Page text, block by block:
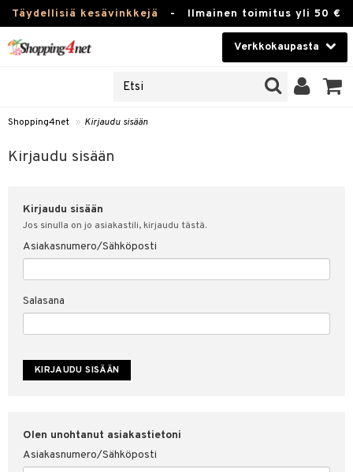
Täydellisiä kesävinkkejä - Ilmainen toimitus yli 50 €
Verkkokaupasta
Piilolinssit
Luontaistuotteet
Fitness
Koti & Sisustus
Lelut, Lapsi & Vauva
Tuotemerkkejä
Shopping4net » Kirjaudu sisään
Kirjaudu sisään
Kirjaudu sisään
Jos sinulla on jo asiakastili, kirjaudu tästä.
Asiakasnumero/Sähköposti
Salasana
Olen unohtanut asiakastietoni
Asiakasnumero/Sähköposti
sisään
& vastauksia
myyntiehdot
suojaus